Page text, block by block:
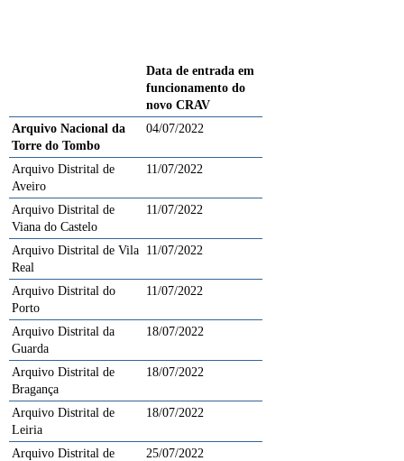
Data de entrada em
funcionamento do
novo CRAV
Arquivo Nacional da
Torre do Tombo
04/07/2022
Arquivo Distrital de
Aveiro
11/07/2022
Arquivo Distrital de
Viana do Castelo
11/07/2022
Arquivo Distrital de Vila
Real
11/07/2022
Arquivo Distrital do
Porto
11/07/2022
Arquivo Distrital da
Guarda
18/07/2022
Arquivo Distrital de
Bragança
18/07/2022
Arquivo Distrital de
Leiria
18/07/2022
Arquivo Distrital de
25/07/2022